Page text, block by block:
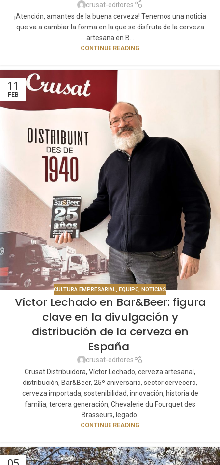
crusat-editores
¡Atención, amantes de la buena cerveza! Tenemos una noticia
que va a cambiar la forma en la que se disfruta de la cerveza
artesana en B...
CONTINUE READING
11
FEB
CULTURA EMPRESARIAL EQUIPO NOTICIAS
Víctor Lechado en Bar&Beer: figura
clave en la divulgación y
distribución de la cerveza en
España
crusat-editores
Crusat Distribuidora, Víctor Lechado, cerveza artesanal,
distribución, Bar&Beer, 25º aniversario, sector cervecero,
cerveza importada, sostenibilidad, innovación, historia de
familia, tercera generación, Chevalerie du Fourquet des
Brasseurs, legado.
CONTINUE READING